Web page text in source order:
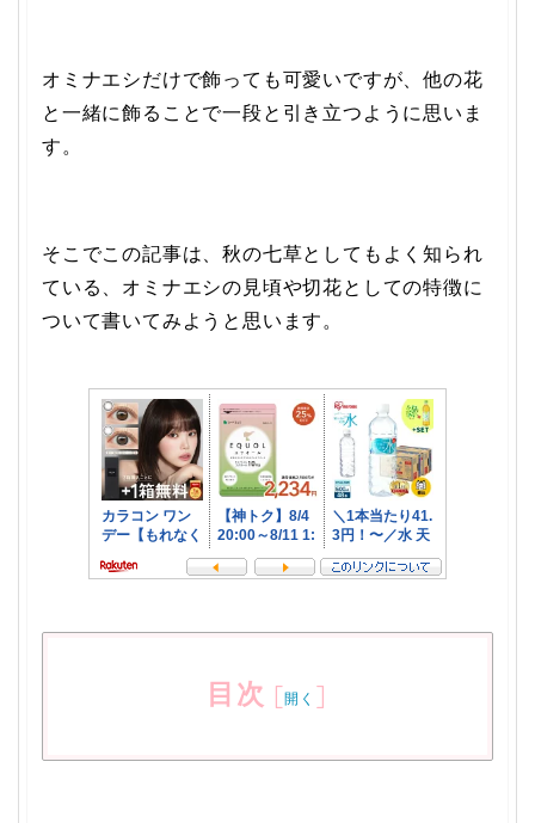
オミナエシだけで飾っても可愛いですが、他の花
と一緒に飾ることで一段と引き立つように思いま
す。
そこでこの記事は、秋の七草としてもよく知られ
ている、オミナエシの見頃や切花としての特徴に
ついて書いてみようと思います。
目次 [開く ]